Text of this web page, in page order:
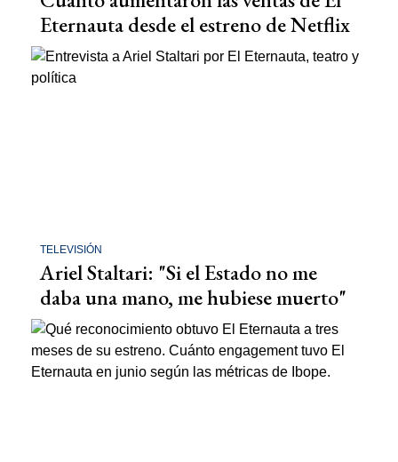
Eternauta desde el estreno de Netflix
TELEVISIÓN
Ariel Staltari: "Si el Estado no me
daba una mano, me hubiese muerto"